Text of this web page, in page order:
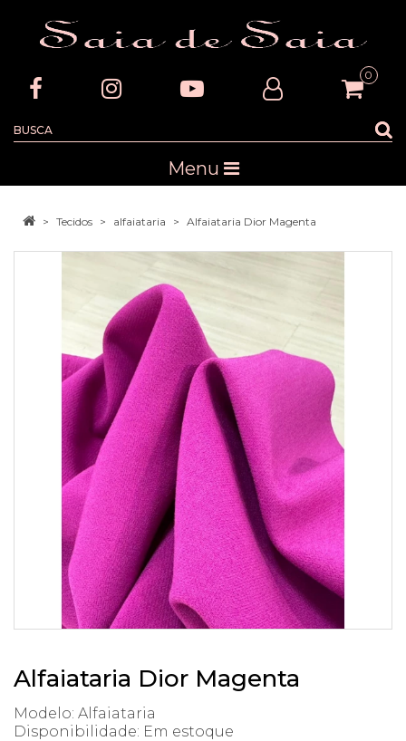
0
Menu
Tecidos alfaiataria Alfaiataria Dior Magenta
Alfaiataria Dior Magenta
Modelo: Alfaiataria
Disponibilidade: Em estoque